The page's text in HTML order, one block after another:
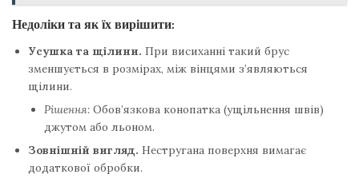
Недоліки та як їх вирішити:
Усушка та щілини. При висиханні такий брус
зменшується в розмірах, між вінцями з’являються
щілини.
Рішення: Обов’язкова конопатка (ущільнення швів)
джутом або льоном.
Зовнішній вигляд. Нестругана поверхня вимагає
додаткової обробки.